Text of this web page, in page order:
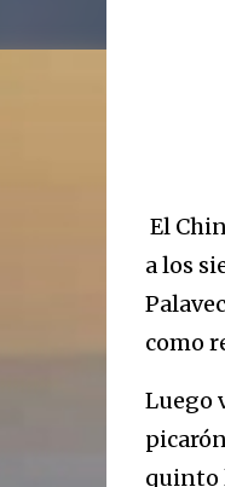
El
a los
como
Luego
quinto